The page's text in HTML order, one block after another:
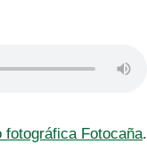
Fotocaña.